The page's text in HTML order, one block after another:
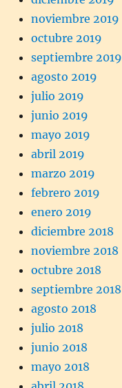
noviembre 2019
octubre 2019
septiembre 2019
agosto 2019
julio 2019
junio 2019
mayo 2019
abril 2019
marzo 2019
febrero 2019
enero 2019
diciembre 2018
noviembre 2018
octubre 2018
septiembre 2018
agosto 2018
julio 2018
junio 2018
mayo 2018